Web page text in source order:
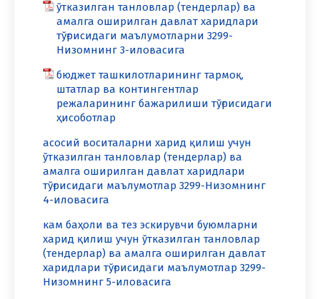
ўтказилган танловлар (тендерлар) ва
амалга оширилган давлат харидлари
тўғрисидаги маълумотларни 3299-
Низомнинг 3-иловасига
бюджет ташкилотларининг тармоқ,
штатлар ва контингентлар
режаларининг бажарилиши тўғрисидаги
ҳисоботлар
асосий воситаларни харид қилиш учун
ўтказилган танловлар (тендерлар) ва
амалга оширилган давлат харидлари
тўғрисидаги маълумотлар 3299-Низомнинг
4-иловасига
кам баҳоли ва тез эскирувчи буюмларни
харид қилиш учун ўтказилган танловлар
(тендерлар) ва амалга оширилган давлат
харидлари тўғрисидаги маълумотлар 3299-
Низомнинг 5-иловасига